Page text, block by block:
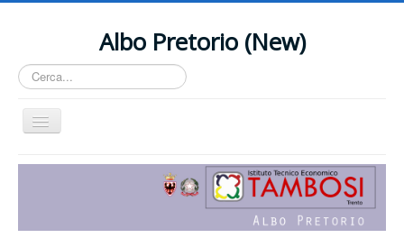
Albo Pretorio (New)
Cerca...
Cambia
navigazione
Home